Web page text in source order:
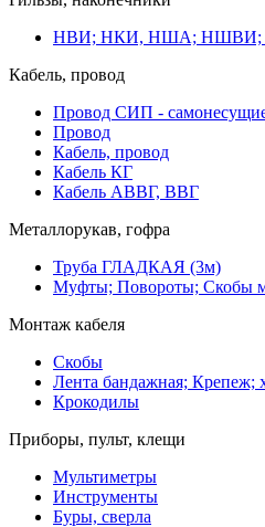
НВИ; НКИ, НША;
Кабель, провод
Провод СИП -
Провод
Кабель, провод
Кабель КГ
Кабель АВВГ, ВВГ
Металлорукав, гофра
Труба ГЛАДКАЯ (3м)
Муфты; Повороты; Скобы
Монтаж кабеля
Скобы
Лента бандажная; Крепеж;
Крокодилы
Приборы, пульт, клещи
Мультиметры
Инструменты
Буры, сверла